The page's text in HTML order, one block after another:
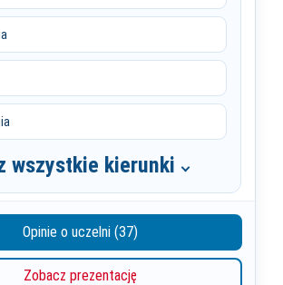
wszystkie kierunki
Opinie o uczelni (37)
Zobacz prezentację